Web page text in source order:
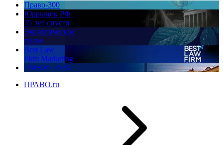
Право-300
Юррынок РФ:
35 лет спустя
Экологическое
право
Best Law
Firm Marketing
ПМЮФ 2026
ПРАВО.ru